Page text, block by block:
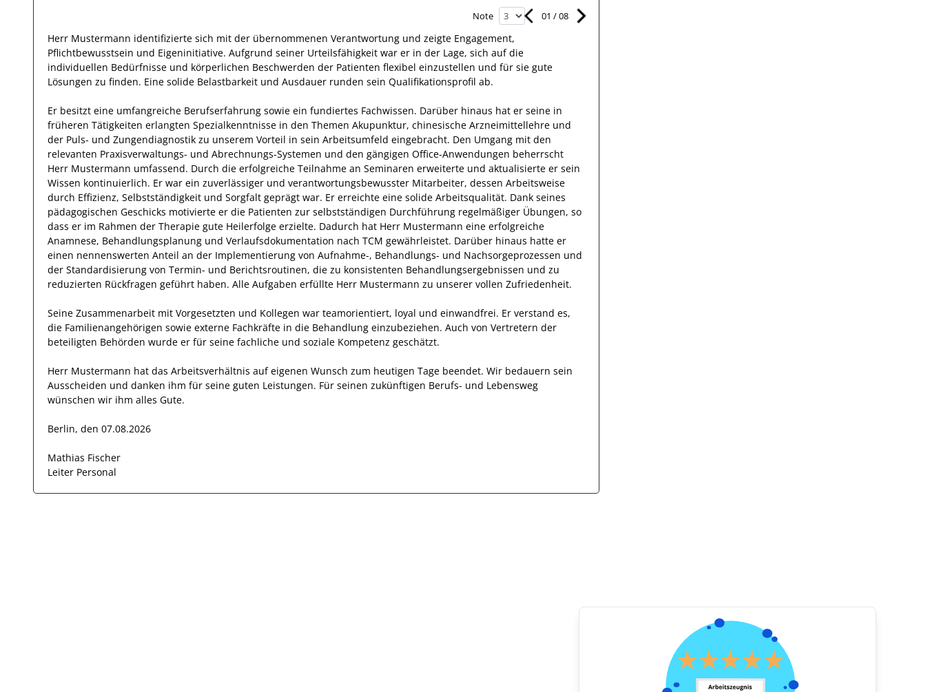
Note 01 /08
Herr Mustermann identifizierte sich mit der übernommenen Verantwortung und zeigte Engagement,
Pflichtbewusstsein und Eigeninitiative. Aufgrund seiner Urteilsfähigkeit war er in der Lage, sich auf die
individuellen Bedürfnisse und körperlichen Beschwerden der Patienten flexibel einzustellen und für sie gute
Lösungen zu finden. Eine solide Belastbarkeit und Ausdauer runden sein Qualifikationsprofil ab.
Er besitzt eine umfangreiche Berufserfahrung sowie ein fundiertes Fachwissen. Darüber hinaus hat er seine in
früheren Tätigkeiten erlangten Spezialkenntnisse in den Themen Akupunktur, chinesische Arzneimittellehre und
der Puls- und Zungendiagnostik zu unserem Vorteil in sein Arbeitsumfeld eingebracht. Den Umgang mit den
relevanten Praxisverwaltungs- und Abrechnungs-Systemen und den gängigen Office-Anwendungen beherrscht
Herr Mustermann umfassend. Durch die erfolgreiche Teilnahme an Seminaren erweiterte und aktualisierte er sein
Wissen kontinuierlich. Er war ein zuverlässiger und verantwortungsbewusster Mitarbeiter, dessen Arbeitsweise
durch Effizienz, Selbstständigkeit und Sorgfalt geprägt war. Er erreichte eine solide Arbeitsqualität. Dank seines
pädagogischen Geschicks motivierte er die Patienten zur selbstständigen Durchführung regelmäßiger Übungen, so
dass er im Rahmen der Therapie gute Heilerfolge erzielte. Dadurch hat Herr Mustermann eine erfolgreiche
Anamnese, Behandlungsplanung und Verlaufsdokumentation nach TCM gewährleistet. Darüber hinaus hatte er
einen nennenswerten Anteil an der Implementierung von Aufnahme-, Behandlungs- und Nachsorgeprozessen und
der Standardisierung von Termin- und Berichtsroutinen, die zu konsistenten Behandlungsergebnissen und zu
reduzierten Rückfragen geführt haben. Alle Aufgaben erfüllte Herr Mustermann zu unserer vollen Zufriedenheit.
Seine Zusammenarbeit mit Vorgesetzten und Kollegen war teamorientiert, loyal und einwandfrei. Er verstand es,
die Familienangehörigen sowie externe Fachkräfte in die Behandlung einzubeziehen. Auch von Vertretern der
beteiligten Behörden wurde er für seine fachliche und soziale Kompetenz geschätzt.
Herr Mustermann hat das Arbeitsverhältnis auf eigenen Wunsch zum heutigen Tage beendet. Wir bedauern sein
Ausscheiden und danken ihm für seine guten Leistungen. Für seinen zukünftigen Berufs- und Lebensweg
wünschen wir ihm alles Gute.
Berlin, den 07.08.2026
Mathias Fischer
Leiter Personal